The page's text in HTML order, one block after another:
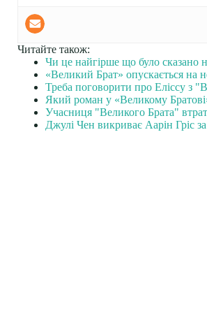
Читайте також:
Чи це найгірше що було сказано
«Великий Брат» опускається на
Треба поговорити про Еліссу з
Який роман у «Великому
Учасниця "Великого Брата"
Джулі Чен викриває Аарін Гріс